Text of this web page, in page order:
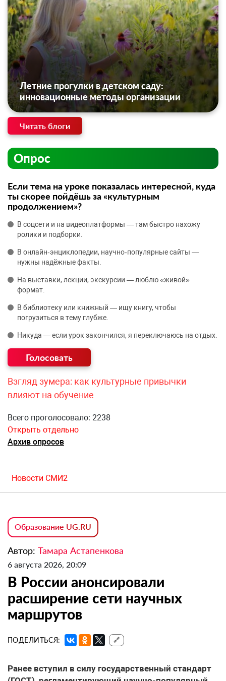
Летние прогулки в детском саду:
инновационные методы организации
Читать блоги
Опрос
Если тема на уроке показалась интересной, куда
ты скорее пойдёшь за «культурным
продолжением»?
В соцсети и на видеоплатформы — там быстро нахожу
ролики и подборки.
В онлайн‑энциклопедии, научно‑популярные сайты —
нужны надёжные факты.
На выставки, лекции, экскурсии — люблю «живой»
формат.
В библиотеку или книжный — ищу книгу, чтобы
погрузиться в тему глубже.
Никуда — если урок закончился, я переключаюсь на отдых.
Взгляд зумера: как культурные привычки
влияют на обучение
Всего проголосовало: 2238
Открыть отдельно
Архив опросов
Новости СМИ2
Образование UG.RU
Автор: Тамара Астапенкова
6 августа 2026, 20:09
В России анонсировали
расширение сети научных
маршрутов
ПОДЕЛИТЬСЯ: 🔗
Ранее вступил в силу государственный стандарт